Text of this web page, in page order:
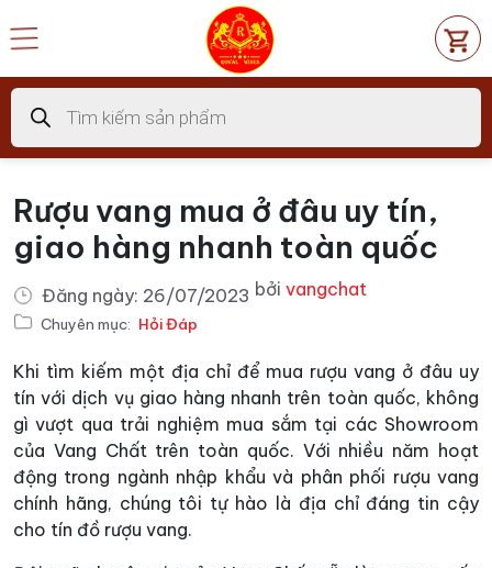
đến
dung
Tìm
kiếm
sản
phẩm
Rượu vang mua ở đâu uy tín,
giao hàng nhanh toàn quốc
Đăng ngày: 26/07/2023 bởi vangchat
Chuyên mục: Hỏi Đáp
Khi tìm kiếm một địa chỉ để mua rượu vang ở đâu uy
tín với dịch vụ giao hàng nhanh trên toàn quốc, không
gì vượt qua trải nghiệm mua sắm tại các Showroom
của Vang Chất trên toàn quốc. Với nhiều năm hoạt
động trong ngành nhập khẩu và phân phối rượu vang
chính hãng, chúng tôi tự hào là địa chỉ đáng tin cậy
cho tín đồ rượu vang.